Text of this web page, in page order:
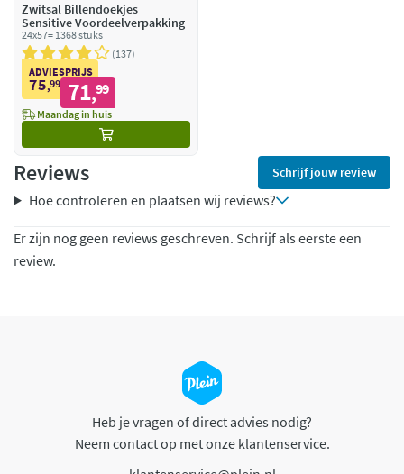
Zwitsal Billendoekjes
Sensitive Voordeelverpakking
24x57= 1368 stuks
137
ADVIESPRIJS
75,99 71,99
Maandag in huis
Reviews Schrijf jouw review
Hoe controleren en plaatsen wij reviews?
Er zijn nog geen reviews geschreven. Schrijf als eerste een
review.
Heb je vragen of direct advies nodig?
Neem contact op met onze klantenservice.